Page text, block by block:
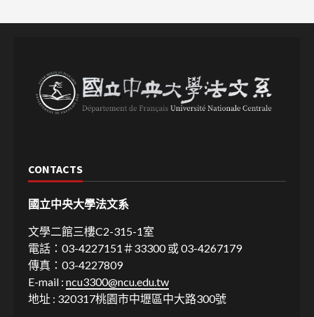
CONTACTS
國立中央大學法文系
文學二館三樓C2-315-1室
電話：03-4227151＃33300 或 03-4267179
傳真：03-4227809
E-mail : ncu3300@ncu.edu.tw
地址 : 320317桃園市中壢區中大路300號